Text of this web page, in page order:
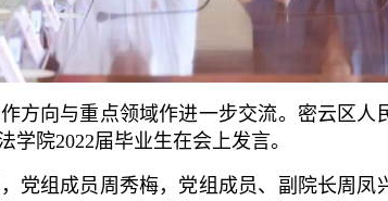
向与重点领域作进一步交流。密云区人
院2022届毕业生在会上发言。
组成员周秀梅，党组成员、副院长周凤